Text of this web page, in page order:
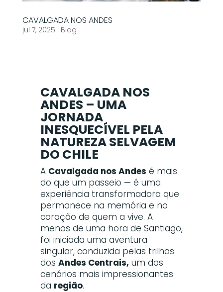
CAVALGADA NOS ANDES
jul 7, 2025 | Blog
CAVALGADA NOS
ANDES – UMA
JORNADA
INESQUECÍVEL PELA
NATUREZA SELVAGEM
DO CHILE
A Cavalgada nos Andes é mais
do que um passeio — é uma
experiência transformadora que
permanece na memória e no
coração de quem a vive. A
menos de uma hora de Santiago,
foi iniciada uma aventura
singular, conduzida pelas trilhas
dos Andes Centrais, um dos
cenários mais impressionantes
da região.